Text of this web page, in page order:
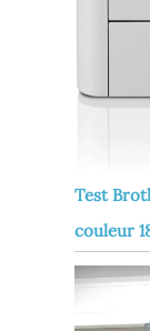
Test
couleur